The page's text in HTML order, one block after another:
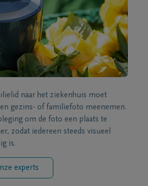
naar het ziekenhuis moet
gezins- of familiefoto meenemen.
om de foto een plaats te
zodat iedereen steeds visueel
is.
experts